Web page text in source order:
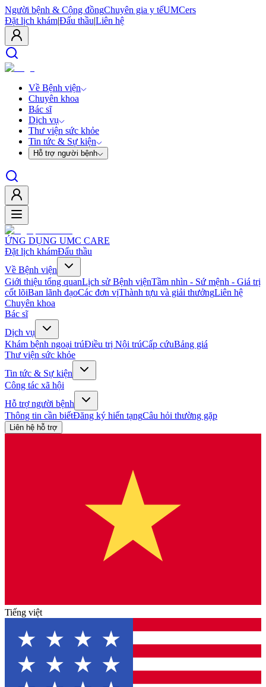
Người bệnh & Cộng đồngChuyên gia y tếUMCers
Đặt lịch khám|Đấu thầu|Liên hệ
Về Bệnh viện
Chuyên khoa
Bác sĩ
Dịch vụ
Thư viện sức khỏe
Tin tức & Sự kiện
Hỗ trợ người bệnh
ỨNG DỤNG UMC CARE
Đặt lịch khámĐấu thầu
Về Bệnh viện
Giới thiệu tổng quanLịch sử Bệnh việnTầm nhìn - Sứ mệnh - Giá trị
cốt lõiBan lãnh đạoCác đơn vịThành tựu và giải thưởngLiên hệ
Chuyên khoa
Bác sĩ
Dịch vụ
Khám bệnh ngoại trúĐiều trị Nội trúCấp cứuBảng giá
Thư viện sức khỏe
Tin tức & Sự kiện
Công tác xã hội
Hỗ trợ người bệnh
Thông tin cần biếtĐăng ký hiến tạngCâu hỏi thường gặp
Liên hệ hỗ trợ
Tiếng việt